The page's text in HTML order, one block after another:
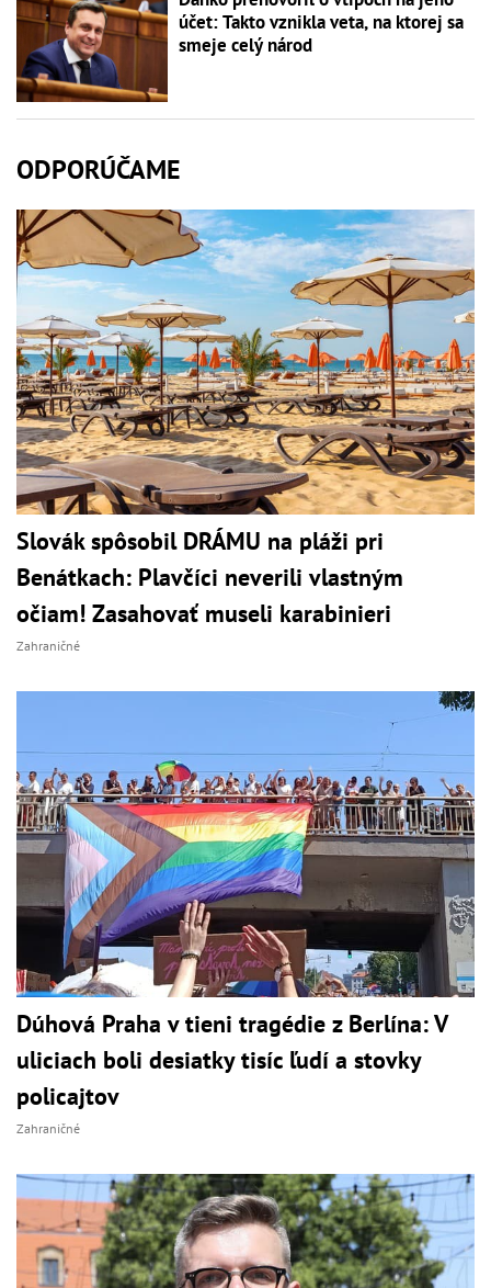
účet: Takto vznikla veta, na ktorej sa
smeje celý národ
ODPORÚČAME
Slovák spôsobil DRÁMU na pláži pri
Benátkach: Plavčíci neverili vlastným
očiam! Zasahovať museli karabinieri
Zahraničné
Dúhová Praha v tieni tragédie z Berlína: V
uliciach boli desiatky tisíc ľudí a stovky
policajtov
Zahraničné